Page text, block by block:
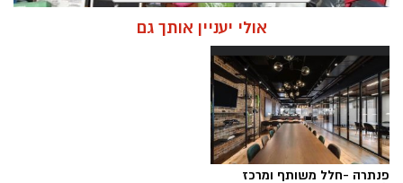
אולי יעניין אותך גם
פנתרה -חלל משותף ומרכז